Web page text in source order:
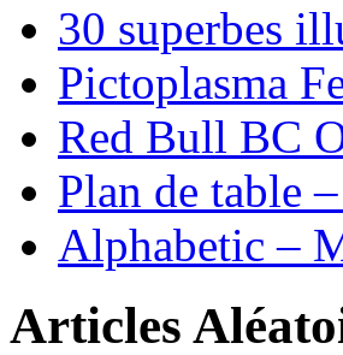
30 superbes
Pictoplasma
Red Bull BC
Plan de table
Alphabetic –
Articles